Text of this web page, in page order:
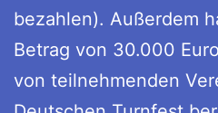
bezahlen). Außerdem
Betrag von 30.000
von teilnehmenden